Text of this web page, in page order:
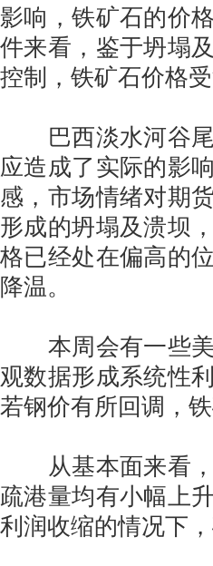
影响，铁矿石的价
件来看，鉴于坍塌
控制，铁矿石价格
巴西淡水河谷尾
应造成了实际的影
感，市场情绪对期
形成的坍塌及溃坝
格已经处在偏高的
降温。
本周会有一些美
观数据形成系统性
若钢价有所回调，
从基本面来看，
疏港量均有小幅上
利润收缩的情况下